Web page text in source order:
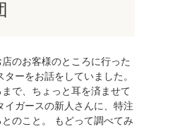
のお客様のところに行った
ターをお話をしていました。
で、ちょっと耳を済ませて
イガースの新人さんに、特注
のこと。 もどって調べてみ